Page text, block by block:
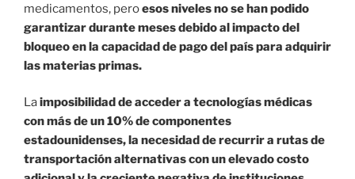
medicamentos, peroesos niveles no se han podido
garantizar durante meses debido al impacto del
bloqueo en la capacidad de pago del país para adquirir
las materias primas.
Laimposibilidad de acceder a tecnologías médicas
con más de un 10% de componentes
estadounidenses, la necesidad de recurrir a rutas de
transportación alternativas con un elevado costo